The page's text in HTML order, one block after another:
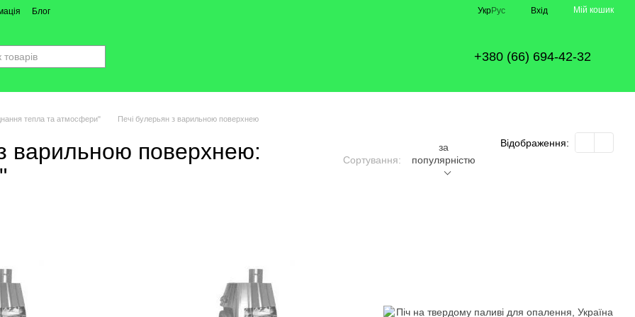
Блог УкрРус Вхід Мій кошик
+380 (66) 694-42-32
тепла та атмосфери" Печі булерьян з варильною поверхнею
варильною поверхнею:
Сортування:
за
популярністю
Відображення: